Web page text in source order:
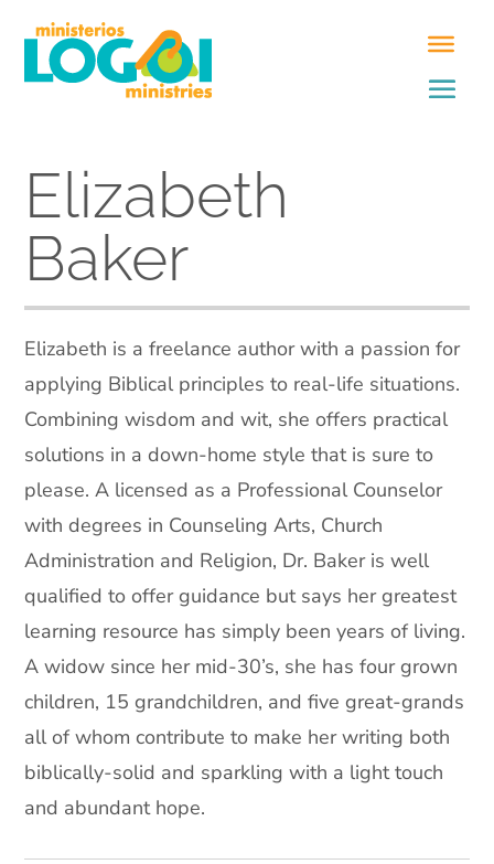
Elizabeth
Baker
Elizabeth is a freelance author with a passion for
applying Biblical principles to real-life situations.
Combining wisdom and wit, she offers practical
solutions in a down-home style that is sure to
please. A licensed as a Professional Counselor
with degrees in Counseling Arts, Church
Administration and Religion, Dr. Baker is well
qualified to offer guidance but says her greatest
learning resource has simply been years of living.
A widow since her mid-30’s, she has four grown
children, 15 grandchildren, and five great-grands
all of whom contribute to make her writing both
biblically-solid and sparkling with a light touch
and abundant hope.